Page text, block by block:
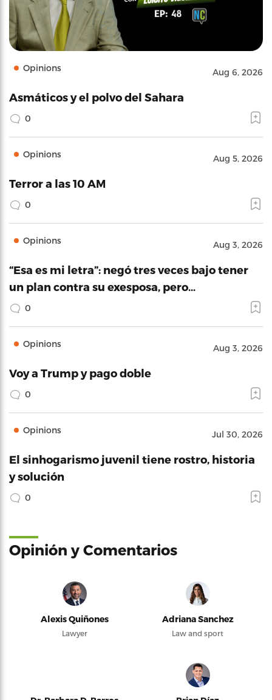
Opinions Aug 6, 2026
Asmáticos y el polvo del Sahara
0
Opinions Aug 5, 2026
Terror a las 10 AM
0
Opinions Aug 3, 2026
“Esa es mi letra”: negó tres veces bajo tener
un plan contra su exesposa, pero…
0
Opinions Aug 3, 2026
Voy a Trump y pago doble
0
Opinions Jul 30, 2026
El sinhogarismo juvenil tiene rostro, historia
y solución
0
Opinión y Comentarios
Alexis Quiñones
Lawyer
Adriana Sanchez
Law and sport